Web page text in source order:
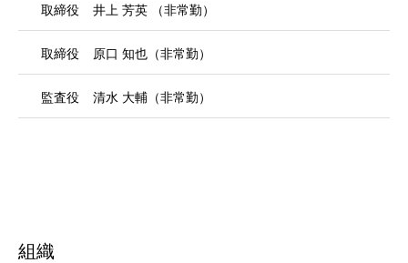
取締役 井上 芳英 （非常勤）
取締役 原口 知也（非常勤）
監査役 清水 大輔（非常勤）
組織